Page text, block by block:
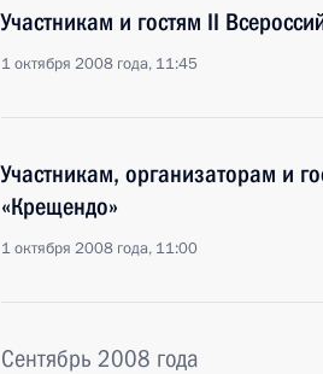
Участникам и гостям II
1 октября 2008 года, 11:45
Участникам, организаторам и
«Крещендо»
1 октября 2008 года, 11:00
Сентябрь 2008 года